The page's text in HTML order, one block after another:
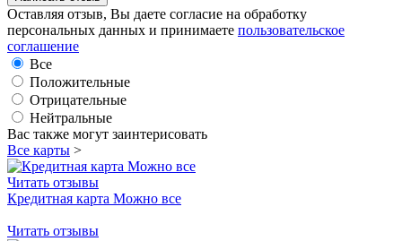
Оставляя отзыв, Вы даете согласие на обработку
персональных данных и принимаете пользовательское
соглашение
Все
Положительные
Отрицательные
Нейтральные
Вас также могут заинтерисовать
Все карты >
Читать отзывы
Кредитная карта Можно все
Читать отзывы